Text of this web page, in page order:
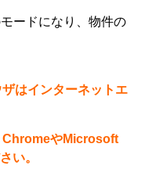
ードになり、物件の
はインターネットエ
ChromeやMicrosoft
い。